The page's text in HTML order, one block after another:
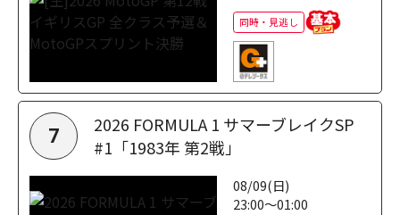
同時・見逃し
7
2026 FORMULA 1 サマーブレイクSP
#1「1983年 第2戦」
08/09(日)
23:00～01:00